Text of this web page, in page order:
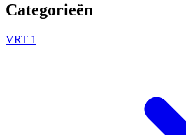
Categorieën
VRT 1